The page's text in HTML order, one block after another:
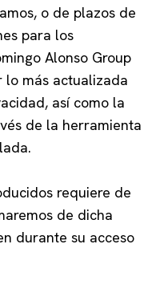
o de plazos de
para los
Alonso Group
lo más actualizada
así como la
de la herramienta
requiere de
de dicha
durante su acceso